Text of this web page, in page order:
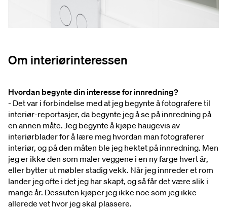
Om interiørinteressen
Hvordan begynte din interesse for innredning?
- Det var i forbindelse med at jeg begynte å fotografere til
interiør-reportasjer, da begynte jeg å se på innredning på
en annen måte. Jeg begynte å kjøpe haugevis av
interiørblader for å lære meg hvordan man fotograferer
interiør, og på den måten ble jeg hektet på innredning. Men
jeg er ikke den som maler veggene i en ny farge hvert år,
eller bytter ut møbler stadig vekk. Når jeg innreder et rom
lander jeg ofte i det jeg har skapt, og så får det være slik i
mange år. Dessuten kjøper jeg ikke noe som jeg ikke
allerede vet hvor jeg skal plassere.